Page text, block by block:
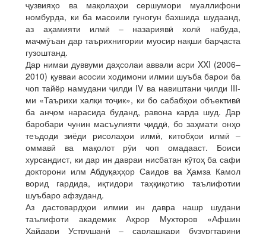
ҷузвияҳо ва мақолаҳои сершумори муаллифони
номбурда, ки ба масоили гуногун бахшида шудаанд,
аз аҳамияти илмӣ – назариявӣ холӣ набуда,
маҷмӯъан дар таърихнигории муосир нақши барҷаста
гузоштанд.
Дар нимаи дуввуми даҳсолаи аввали асри XXI (2006–
2010) қувваи асосии ходимони илмии шуъба барои ба
чоп тайёр намудани ҷилди IV ва навиштани ҷилди III-
ми «Таърихи халқи тоҷик», ки бо сабабҳои объективӣ
ба анҷом нарасида буданд, равона карда шуд. Дар
баробари чунин масъулияти ҷиддӣ, бо заҳмати онҳо
теъдоди зиёди рисолаҳои илмӣ, китобҳои илмӣ –
оммавӣ ва мақолот рӯи чоп омадааст. Боиси
хурсандист, ки дар ин давраи нисбатан кӯтоҳ ба сафи
докторони илм Абдуқаҳҳор Саидов ва Ҳамза Камол
ворид гардида, иқтидори таҳқиқотию таълифотии
шуъбаро афзуданд.
Аз дастовардҳои илмии ин давра нашр шудани
таълифоти академик Аҳрор Мухторов «Афшин
Ҳайдари Уструшанӣ – сарлашкари бузургтарини